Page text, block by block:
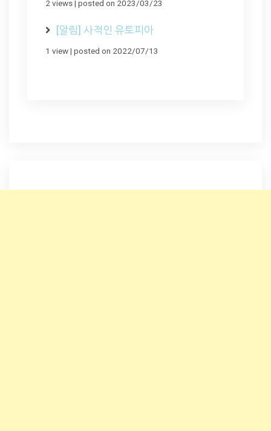
2 views| posted on 2023/03/23
[알림] 사적인 유토피아
1 view| posted on 2022/07/13